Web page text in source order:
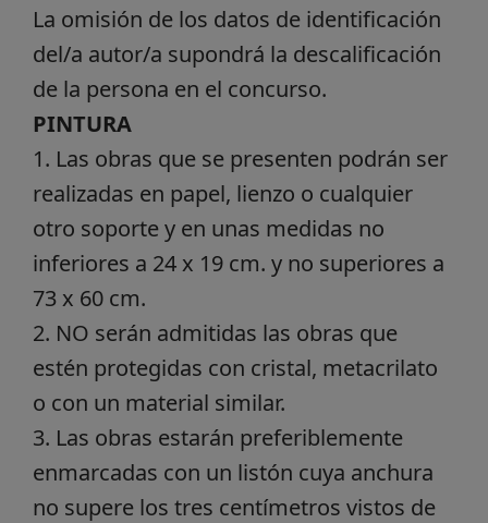
La omisión de los datos de identificación
del/a autor/a supondrá la descalificación
de la persona en el concurso.
PINTURA
1. Las obras que se presenten podrán ser
realizadas en papel, lienzo o cualquier
otro soporte y en unas medidas no
inferiores a 24 x 19 cm. y no superiores a
73 x 60 cm.
2. NO serán admitidas las obras que
estén protegidas con cristal, metacrilato
o con un material similar.
3. Las obras estarán preferiblemente
enmarcadas con un listón cuya anchura
no supere los tres centímetros vistos de